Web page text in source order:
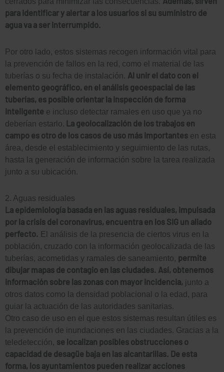
para identificar y alertar a los usuarios si su suministro de
agua va a ser interrumpido.
Por otro lado, estos sistemas recogen información vital para
la prevención de fallos en la red, como el material de las
tuberías o su fecha de instalación. Al unir el dato con el
elemento geográfico, en el análisis geoespacial de las
tuberías, es posible orientar la inspección de forma
inteligente e incluso detectar ramales en uso que ya no
deberían estarlo. La geolocalización de los trabajos en
campo es otro de los casos de uso más importantes en esta
área, desde el establecimiento y seguimiento de las rutas,
hasta la generación de información sobre la tarea realizada
junto a su ubicación.
2. Aguas residuales
La epidemiología basada en las aguas residuales, impulsada
por la crisis del coronavirus, encuentra en los SIG un aliado
perfecto. El análisis de la presencia de ciertos virus en la
población, cruzado con la información geolocalizada de las
tuberías, acometidas y ramales de saneamiento, permite
dibujar mapas de contagio en las ciudades. Así, obtenemos
información sobre las zonas con mayor incidencia, junto a
otros datos como la densidad poblacional o la edad, para
guiar la actuación de las autoridades sanitarias.
Otro caso de uso en el que estos sistemas resultan útiles es
la prevención de inundaciones en las ciudades. Gracias a la
teledetección, se localizan posibles obstrucciones o
capacidad de desagüe baja en las alcantarillas. De esta
forma, los ayuntamientos pueden realizar acciones